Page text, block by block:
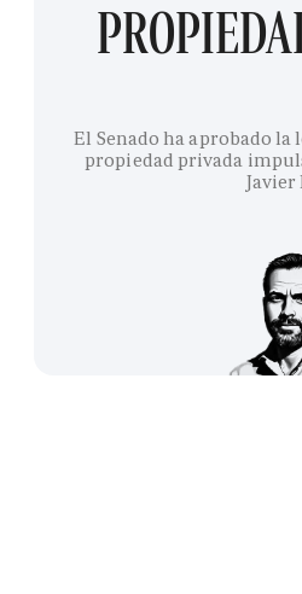
El Senado ha aprobado
propiedad privada
Javier